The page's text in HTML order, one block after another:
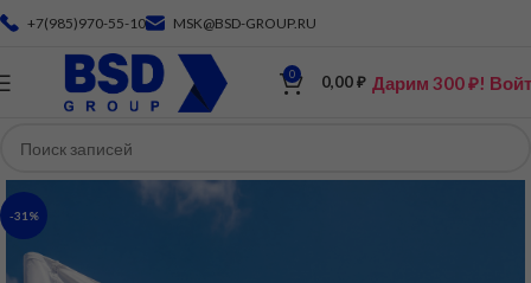
+7(985)970-55-10 MSK@BSD-GROUP.RU
0 0,00₽ Дарим 300 ₽!
-31%